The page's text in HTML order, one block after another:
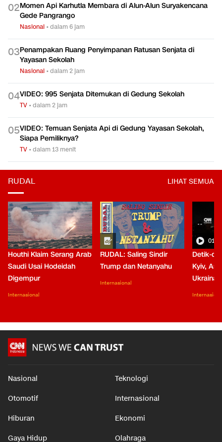
02Momen Api Karhutla Membara di Alun-Alun Suryakencana
Gede Pangrango
Nasional •dalam 6 jam
03Penampakan Ruang Penyimpanan Ratusan Senjata di
Yayasan Sekolah
Nasional •dalam 2 jam
04VIDEO: 995 Senjata Ditemukan di Gedung Sekolah
TV •dalam 2 jam
05VIDEO: Temuan Senjata Api di Gedung Yayasan Sekolah,
Siapa Pemiliknya?
TV •dalam 13 menit
RUDAL LIHAT SEMUA
Houthi Klaim Serang Arab
Saudi Usai Hodeidah
Digempur
Internasional
RUDAL: Saling Sindir
Trump dan Netanyahu
Internasional
Detik-
Kyiv,
Ukraina
Nasional Teknologi
Otomotif Internasional
Hiburan Ekonomi
Gaya Hidup Olahraga